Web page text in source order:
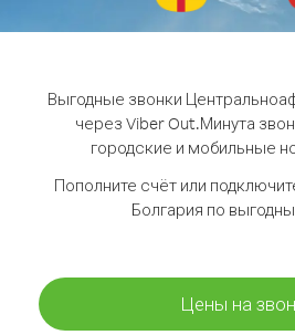
Выгодные звонки
через Viber Out.Минута
городские и мобильные
Пополните счёт или
Болгария по
Цены на